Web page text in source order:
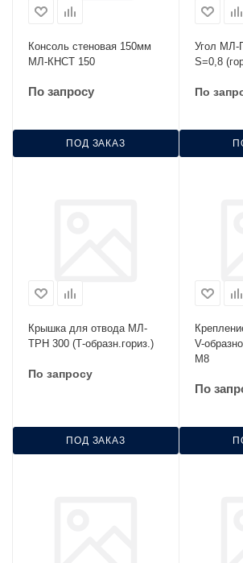
Консоль стеновая 150мм
МЛ-КНСТ 150
По запросу
ПОД ЗАКАЗ
Угол МЛ-
S=0,8
По
Крышка для отвода МЛ-
ТРН 300 (Т-образн.гориз.)
По запросу
ПОД ЗАКАЗ
V-
М8
По